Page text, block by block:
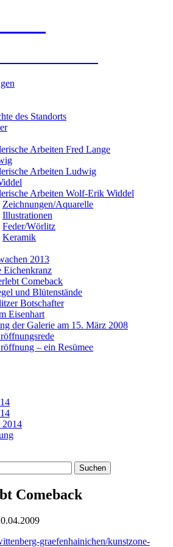
des Standorts
Arbeiten Fred Lange
Arbeiten Ludwig
Arbeiten Wolf-Erik Widdel
Zeichnungen/Aquarelle
Illustrationen
Feder/Wörlitz
Keramik
2013
Eichenkranz
Comeback
und Blütenstände
Botschafter
Eisenhart
der Galerie am 15. März 2008
– ein Resümee
2014
Comeback
graefenhainichen/kunstzone-